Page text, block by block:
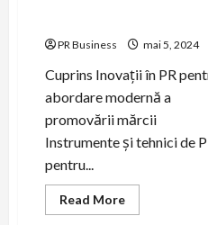
PR Business mai 5, 2024
Cuprins Inovații în PR
abordare modernă a
promovării mărcii
Instrumente și tehnici de
pentru...
Read MoreRead
more